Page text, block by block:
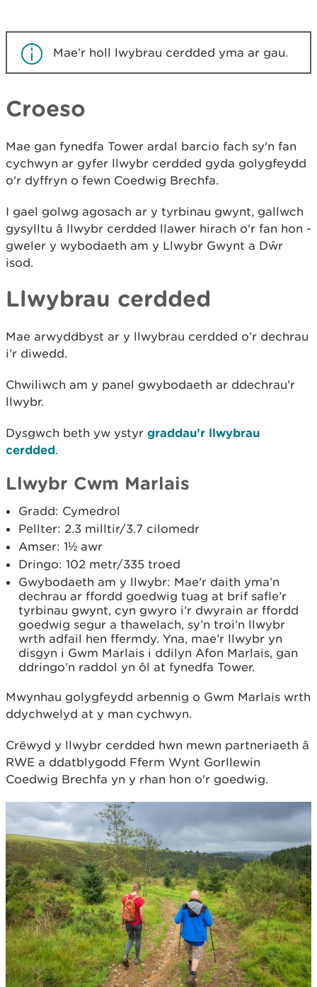
Mae’r holl lwybrau cerdded yma ar gau.
Croeso
Mae gan fynedfa Tower ardal barcio fach sy'n fan
cychwyn ar gyfer llwybr cerdded gyda golygfeydd
o'r dyffryn o fewn Coedwig Brechfa.
I gael golwg agosach ar y tyrbinau gwynt, gallwch
gysylltu â llwybr cerdded llawer hirach o'r fan hon -
gweler y wybodaeth am y Llwybr Gwynt a Dŵr
isod.
Llwybrau cerdded
Mae arwyddbyst ar y llwybrau cerdded o’r dechrau
i’r diwedd.
Chwiliwch am y panel gwybodaeth ar ddechrau’r
llwybr.
Dysgwch beth yw ystyr graddau’r llwybrau
cerdded.
Llwybr Cwm Marlais
Gradd: Cymedrol
Pellter: 2.3 milltir/3.7 cilomedr
Amser: 1½ awr
Dringo: 102 metr/335 troed
Gwybodaeth am y llwybr: Mae’r daith yma’n
dechrau ar ffordd goedwig tuag at brif safle’r
tyrbinau gwynt, cyn gwyro i’r dwyrain ar ffordd
goedwig segur a thawelach, sy’n troi’n llwybr
wrth adfail hen ffermdy. Yna, mae’r llwybr yn
disgyn i Gwm Marlais i ddilyn Afon Marlais, gan
ddringo’n raddol yn ôl at fynedfa Tower.
Mwynhau golygfeydd arbennig o Gwm Marlais wrth
ddychwelyd at y man cychwyn.
Crëwyd y llwybr cerdded hwn mewn partneriaeth â
RWE a ddatblygodd Fferm Wynt Gorllewin
Coedwig Brechfa yn y rhan hon o'r goedwig.